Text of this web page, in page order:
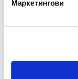
Маркетингови
Гума
Подходящ